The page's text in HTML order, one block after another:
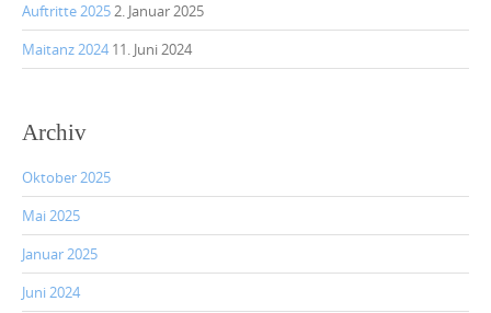
Auftritte 20252. Januar 2025
Maitanz 2024 11. Juni 2024
Archiv
Oktober 2025
Mai 2025
Januar 2025
Juni 2024